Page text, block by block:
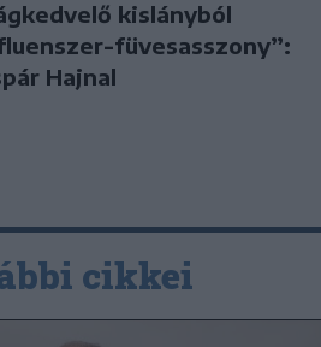
kislányból
füvesasszony”:
Hajnal
cikkei